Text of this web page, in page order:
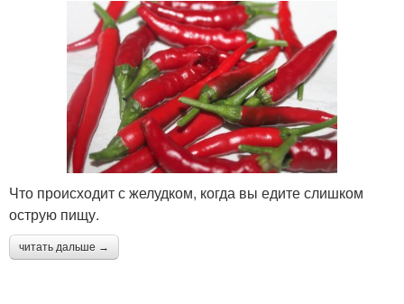
Что происходит с желудком, когда вы едите слишком
острую пищу.
читать дальше →